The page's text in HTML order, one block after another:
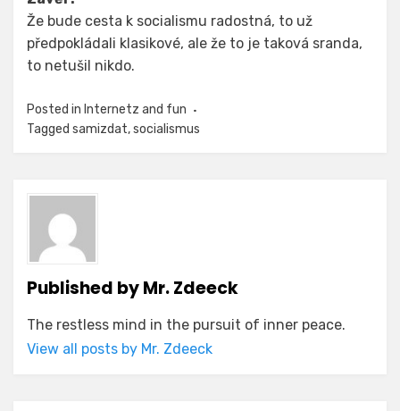
Že bude cesta k socialismu radostná, to už
předpokládali klasikové, ale že to je taková sranda,
to netušil nikdo.
Posted in Internetz and fun
Tagged samizdat,socialismus
Published byMr. Zdeeck
The restless mind in the pursuit of inner peace.
View all posts by Mr. Zdeeck